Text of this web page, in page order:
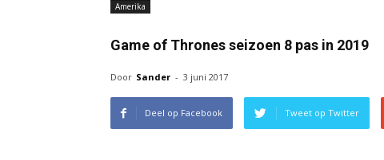
Amerika
Game of Thrones seizoen 8 pas in 2019
Door Sander - 3 juni 2017
Deel op Facebook Tweet op Twitter